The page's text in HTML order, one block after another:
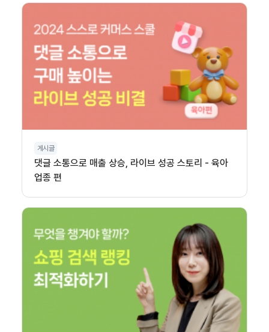
게시글
댓글 소통으로 매출 상승, 라이브 성공 스토리 - 육아
업종 편